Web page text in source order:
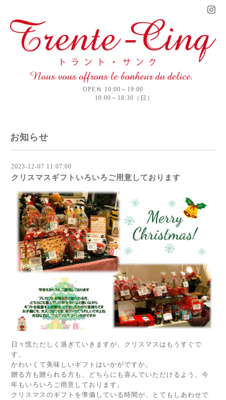
OPEＮ 10:00～19:00
10:00～18:30（日）
お知らせ
2023-12-07 11:07:00
クリスマスギフトいろいろご用意しております
日々慌ただしく過ぎていきますが、クリスマスはもうすぐで
す。
かわいくて美味しいギフトはいかがですか。
贈る方も贈られる方も、どちらにも喜んでいただけるよう、今
年もいろいろご用意しております。
クリスマスのギフトを準備している時間が、とてもしあわせで